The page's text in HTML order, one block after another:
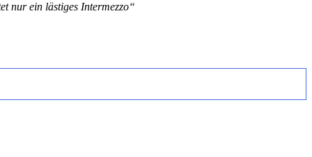
nur ein lästiges Intermezzo“